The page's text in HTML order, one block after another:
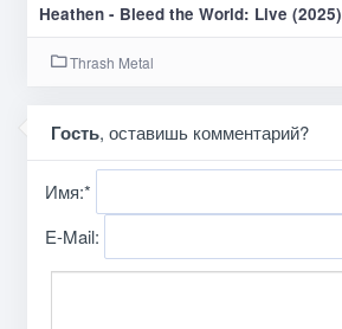
Heathen - Bleed the World: Live (2025)
Thrash Metal
Гость, оставишь комментарий?
Имя:*
E-Mail: